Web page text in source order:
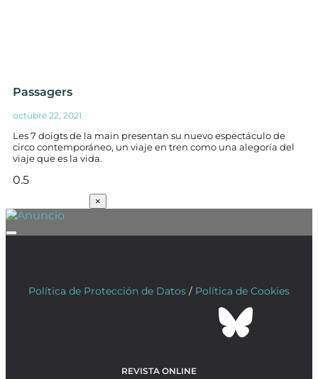
Passagers
octubre 22, 2021
Les 7 doigts de la main presentan su nuevo espectáculo de
circo contemporáneo, un viaje en tren como una alegoría del
viaje que es la vida.
×
Política de Protección de Datos / Política de Cookies
REVISTA ONLINE